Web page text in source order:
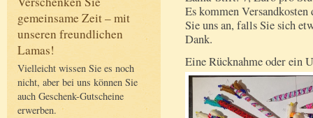
gemeinsame Zeit – mit
unseren freundlichen
Lamas!
Vielleicht wissen Sie es noch
nicht, aber bei uns können Sie
auch Geschenk-Gutscheine
erwerben.
Es kommen
Sie uns an, falls Sie sich
Dank.
Eine Rücknahme oder ein